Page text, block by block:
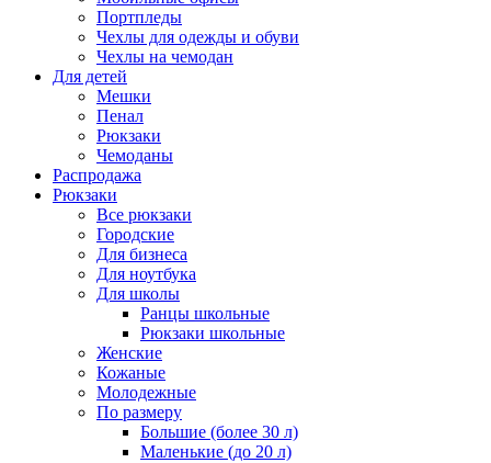
Портпледы
Чехлы для одежды и обуви
Чехлы на чемодан
Для детей
Мешки
Пенал
Рюкзаки
Чемоданы
Распродажа
Рюкзаки
Все рюкзаки
Городские
Для бизнеса
Для ноутбука
Для школы
Ранцы школьные
Рюкзаки школьные
Женские
Кожаные
Молодежные
По размеру
Большие (более 30 л)
Маленькие (до 20 л)